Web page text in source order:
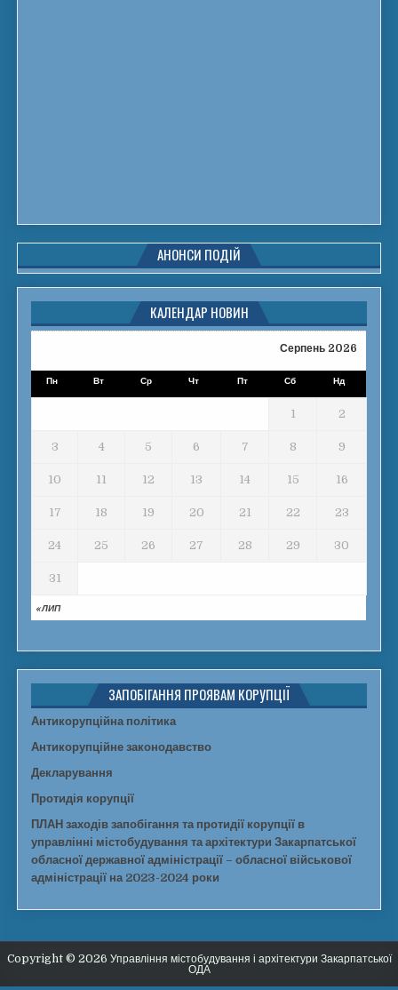
АНОНСИ ПОДІЙ
КАЛЕНДАР НОВИН
Серпень 2026
Пн Вт Ср Чт Пт Сб Нд
« ЛИП
1 2
3 4 5 6 7 8 9
10 11 12 13 14 15 16
17 18 19 20 21 22 23
24 25 26 27 28 29 30
31
ЗАПОБІГАННЯ ПРОЯВАМ КОРУПЦІЇ
Антикорупційна політика
Антикорупційне законодавство
Декларування
Протидія корупції
ПЛАН заходів запобігання та протидії корупції в
управлінні містобудування та архітектури Закарпатської
обласної державної адміністрації – обласної військової
адміністрації на 2023-2024 роки
Copyright © 2026 Управління містобудування і архітектури Закарпатської
ОДА